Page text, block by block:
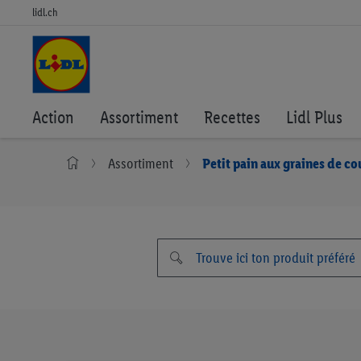
lidl.ch
Action Assortiment Recettes Lidl Plus
Assortiment Petit pain aux graines de